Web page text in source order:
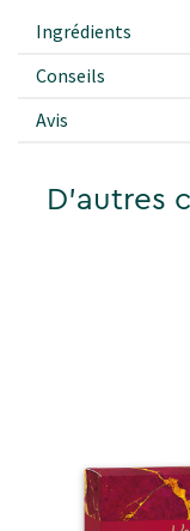
Ingrédients
Conseils
Avis
D'autres